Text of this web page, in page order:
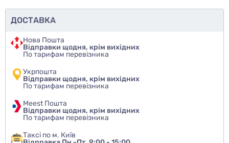
ДОСТАВКА
Нова Пошта
Відправки щодня, крім вихідних
По тарифам перевізника
Укрпошта
Відправки щодня, крім вихідних
По тарифам перевізника
Meest Пошта
Відправки щодня, крім вихідних
По тарифам перевізника
Таксі по м. Київ